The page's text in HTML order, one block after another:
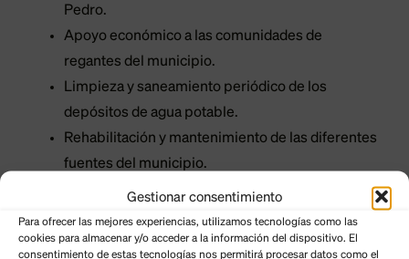
Gestionar consentimiento
Para ofrecer las mejores experiencias, utilizamos tecnologías como las
cookies para almacenar y/o acceder a la información del dispositivo. El
consentimiento de estas tecnologías nos permitirá procesar datos como el
Pedro.
Apoyo económico a las comunidades de
regantes del municipio.
Limpieza y saneamiento periódico de los
depósitos de agua potable.
Rehabilitación y mantenimiento de las diferentes
fuentes del municipio.
Seguimiento y mejora de los caminos, rutas,
cortafuegos y barrancos de los cotos de caza.
EMPLEO